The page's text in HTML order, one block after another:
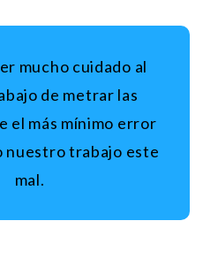
mucho cuidado al
de metrar las
el más mínimo error
nuestro trabajo este
mal.